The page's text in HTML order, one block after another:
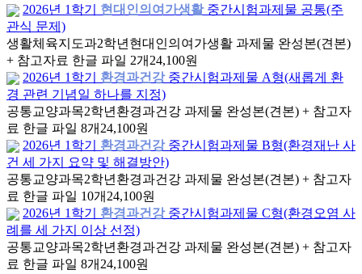
2026년 1학기
현대인의여가생활 중간시험과제물 공통(주
관식 문제)
생활체육지도과2학년 현대인의여가생활 과제물 완성본(견본)
+ 참고자료 한글 파일 2개 24,100원
2026년 1학기
환경과건강 중간시험과제물 A형(새롭게 환
경 관련 기념일 하나를 지정)
공통교양과목2학년 환경과건강 과제물 완성본(견본) + 참고자
료 한글 파일 8개 24,100원
2026년 1학기
환경과건강 중간시험과제물 B형(환경재난 사
건 세 가지 요약 및 해결방안)
공통교양과목2학년 환경과건강 과제물 완성본(견본) + 참고자
료 한글 파일 10개 24,100원
2026년 1학기
환경과건강 중간시험과제물 C형(환경오염 사
례를 세 가지 이상 선정)
공통교양과목2학년 환경과건강 과제물 완성본(견본) + 참고자
료 한글 파일 8개 24,100원